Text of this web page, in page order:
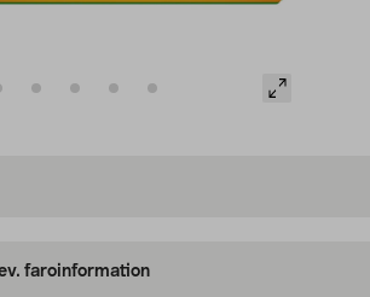
faroinformation